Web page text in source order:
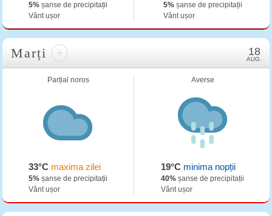
5% șanse de precipitații
Vânt ușor
5%șanse de precipitații
Vânt ușor
Marți + 18
AUG.
Parțial noros
33°C maxima zilei
5% șanse de precipitații
Vânt ușor
Averse
19°C minima nopții
40% șanse de precipitații
Vânt ușor